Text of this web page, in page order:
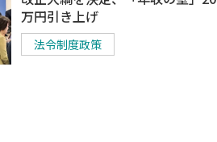
万円引き上げ
法令制度政策